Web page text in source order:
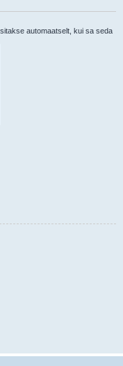
automaatselt, kui sa seda